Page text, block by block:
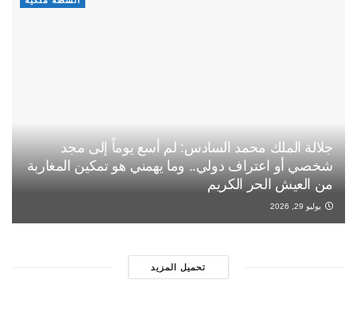
جلالة الملك محمد السادس: لم أسع يوماً إلى مجد
شخصي أو اعتراف دولي.. وما يهمني هو تمكين المغاربة
من العيش الحر الكريم
يوليو 29, 2026
تحميل المزيد